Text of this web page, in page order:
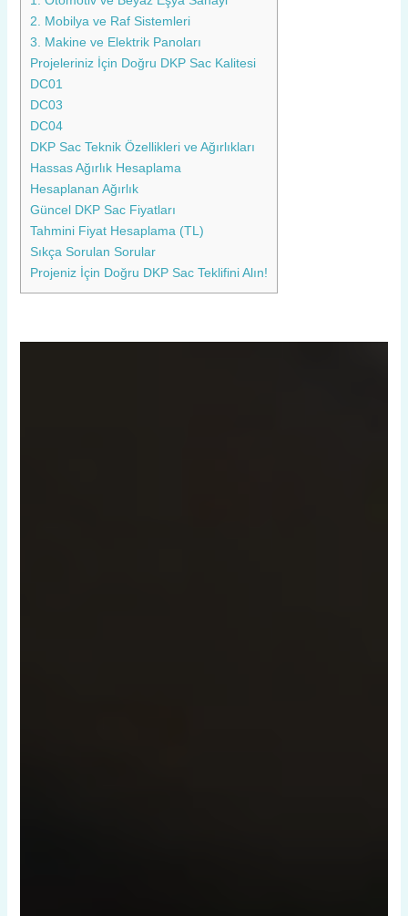
2. Mobilya ve Raf Sistemleri
3. Makine ve Elektrik Panoları
Projeleriniz İçin Doğru DKP Sac Kalitesi
DC01
DC03
DC04
DKP Sac Teknik Özellikleri ve Ağırlıkları
Hassas Ağırlık Hesaplama
Hesaplanan Ağırlık
Güncel DKP Sac Fiyatları
Tahmini Fiyat Hesaplama (TL)
Sıkça Sorulan Sorular
Projeniz İçin Doğru DKP Sac Teklifini Alın!